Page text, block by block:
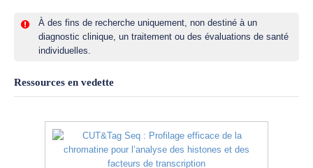
À des fins de recherche uniquement, non destiné à un
diagnostic clinique, un traitement ou des évaluations de santé
individuelles.
Ressources en vedette